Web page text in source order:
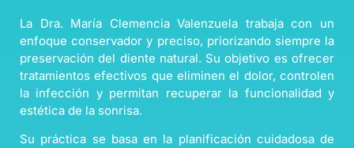
La Dra. María Clemencia Valenzuela trabaja con un
enfoque conservador y preciso, priorizando siempre la
preservación del diente natural. Su objetivo es ofrecer
tratamientos efectivos que eliminen el dolor, controlen
la infección y permitan recuperar la funcionalidad y
estética de la sonrisa.
Su práctica se basa en la planificación cuidadosa de